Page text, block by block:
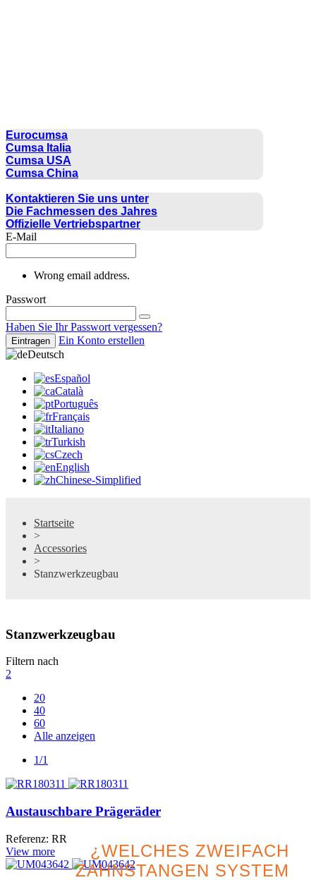
Eurocumsa
Cumsa Italia
Cumsa USA
Cumsa China
Kontaktieren Sie uns unter
Die Fachmessen des Jahres
Offizielle Vertriebspartner
E-Mail
Wrong email address.
Passwort
Haben Sie Ihr Passwort vergessen?
Eintragen
Ein Konto erstellen
Deutsch
Español
Català
Português
Français
Italiano
Turkish
Czech
English
Chinese-Simplified
Startseite
>
Accessories
>
Stanzwerkzeugbau
Stanzwerkzeugbau
Filtern nach
2
20
40
60
Alle anzeigen
1/1
Austauschbare Prägeräder
Referenz: RR
View more
¿WELCHES ZWEIFACH
ZAHNSTANGEN SYSTEM